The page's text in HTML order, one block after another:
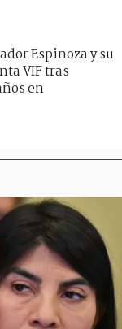
Espinoza y su
VIF tras
en